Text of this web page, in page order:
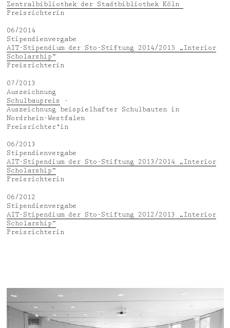
Zentralbibliothek der Stadtbibliothek Köln
Preisrichterin
06/2014
Stipendienvergabe
AIT-Stipendium der Sto-Stiftung 2014/2015 „Interior
Scholarship“
Preisrichterin
07/2013
Auszeichnung
Schulbaupreis -
Auszeichnung beispielhafter Schulbauten in
Nordrhein-Westfalen
Preisrichter*in
06/2013
Stipendienvergabe
AIT-Stipendium der Sto-Stiftung 2013/2014 „Interior
Scholarship“
Preisrichterin
06/2012
Stipendienvergabe
AIT-Stipendium der Sto-Stiftung 2012/2013 „Interior
Scholarship“
Preisrichterin